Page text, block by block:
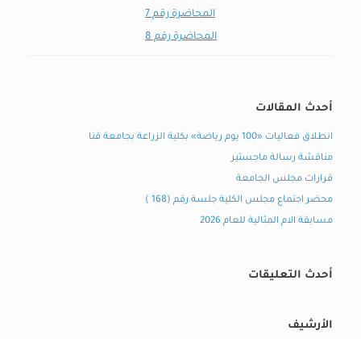
المحاضرة رقم 7
المحاضرة رقم 8
أحدث المقالات
انطلاق فعاليات «100 يوم رياضة» بكلية الزراعة بجامعة قنا
مناقشة رسالة ماجستير
قرارات مجلس الجامعة
محضر اجتماع مجلس الكلية جلسة رقم (168 )
مسابقة الام المثالية للعام 2026
أحدث التعليقات
الأرشيف